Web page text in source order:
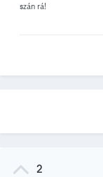
szán rá!
2